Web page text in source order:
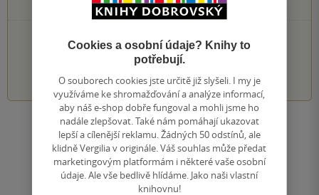
0× 1 hvezdička
PŘIDEJTE SVÉ HODNOCENÍ KNIHY
3 4 5
Zobrazit všechna hodnocení
Přidat hodnocení
Cookies a osobní údaje? Knihy to
potřebují.
O souborech cookies jste určitě již slyšeli. I my je
využíváme ke shromažďování a analýze informací,
aby náš e-shop dobře fungoval a mohli jsme ho
nadále zlepšovat. Také nám pomáhají ukazovat
lepší a cílenější reklamu. Žádných 50 odstínů, ale
klidně Vergilia v originále. Váš souhlas může předat
marketingovým platformám i některé vaše osobní
údaje. Ale vše bedlivě hlídáme. Jako naši vlastní
knihovnu!